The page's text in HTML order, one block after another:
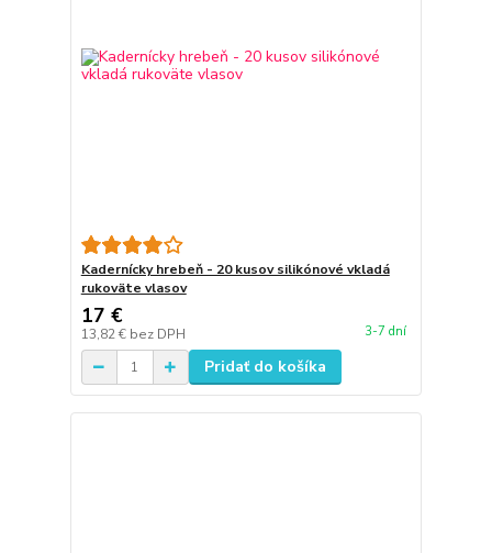
Kadernícky hrebeň - 20 kusov silikónové vkladá
rukoväte vlasov
17 €
13,82 € bez DPH 3-7 dní
Pridať do košíka